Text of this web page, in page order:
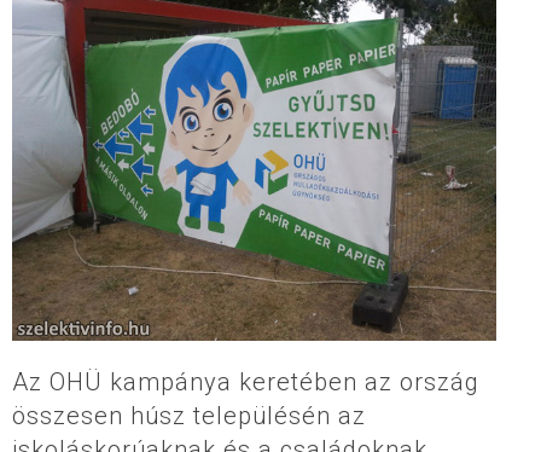
Az OHÜ kampánya keretében az ország
összesen húsz településén az